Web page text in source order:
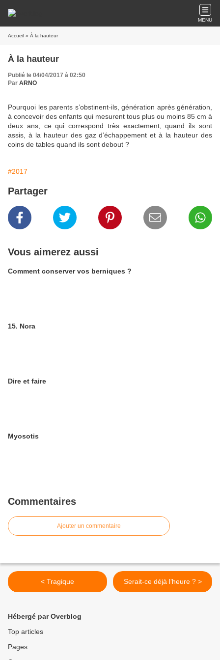
MENU
Accueil » À la hauteur
À la hauteur
Publié le 04/04/2017 à 02:50
Par ARNO
Pourquoi les parents s’obstinent-ils, génération après génération,
à concevoir des enfants qui mesurent tous plus ou moins 85 cm à
deux ans, ce qui correspond très exactement, quand ils sont
assis, à la hauteur des gaz d’échappement et à la hauteur des
coins de tables quand ils sont debout ?
#2017
Partager
Vous aimerez aussi
Comment conserver vos berniques ?
15. Nora
Dire et faire
Myosotis
Commentaires
Ajouter un commentaire
< Tragique Serait-ce déjà l’heure ? >
Hébergé par Overblog
Top articles
Pages